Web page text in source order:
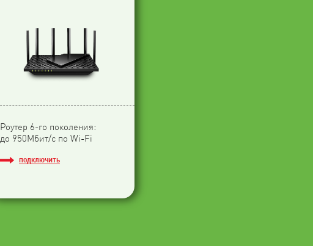
Роутер 6-го поколения:
до 950Мбит/с по Wi-Fi
ПОДКЛЮЧИТЬ